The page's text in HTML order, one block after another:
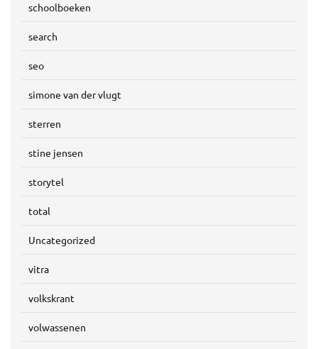
schoolboeken
search
seo
simone van der vlugt
sterren
stine jensen
storytel
total
Uncategorized
vitra
volkskrant
volwassenen